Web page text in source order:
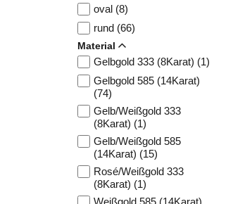
oval (8)
rund (66)
Material
Gelbgold 333 (8Karat) (1)
Gelbgold 585 (14Karat)
(74)
Gelb/Weißgold 333
(8Karat) (1)
Gelb/Weißgold 585
(14Karat) (15)
Rosé/Weißgold 333
(8Karat) (1)
Weißgold 585 (14Karat)